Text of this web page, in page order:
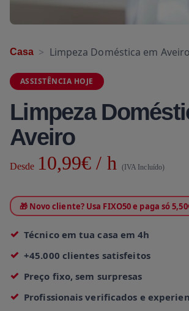
Casa Limpeza Doméstica em Aveiro
ASSISTÊNCIA HOJE
Limpeza
Aveiro
Desde 10,99€ / h (IVA Incluído)
🎁 Novo cliente? Usa FIXO50 e paga só
Técnico em tua casa em 4h
+45.000 clientes satisfeitos
Preço fixo, sem surpresas
Profissionais verificados e